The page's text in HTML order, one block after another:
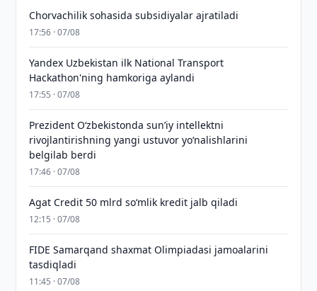
Chorvachilik sohasida subsidiyalar ajratiladi
17:56 · 07/08
Yandex Uzbekistan ilk National Transport
Hackathon'ning hamkoriga aylandi
17:55 · 07/08
Prezident Oʻzbekistonda sunʼiy intellektni
rivojlantirishning yangi ustuvor yoʻnalishlarini
belgilab berdi
17:46 · 07/08
Agat Credit 50 mlrd so‘mlik kredit jalb qiladi
12:15 · 07/08
FIDE Samarqand shaxmat Olimpiadasi jamoalarini
tasdiqladi
11:45 · 07/08